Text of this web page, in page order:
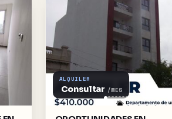
ALQUILER
Consultar /MES